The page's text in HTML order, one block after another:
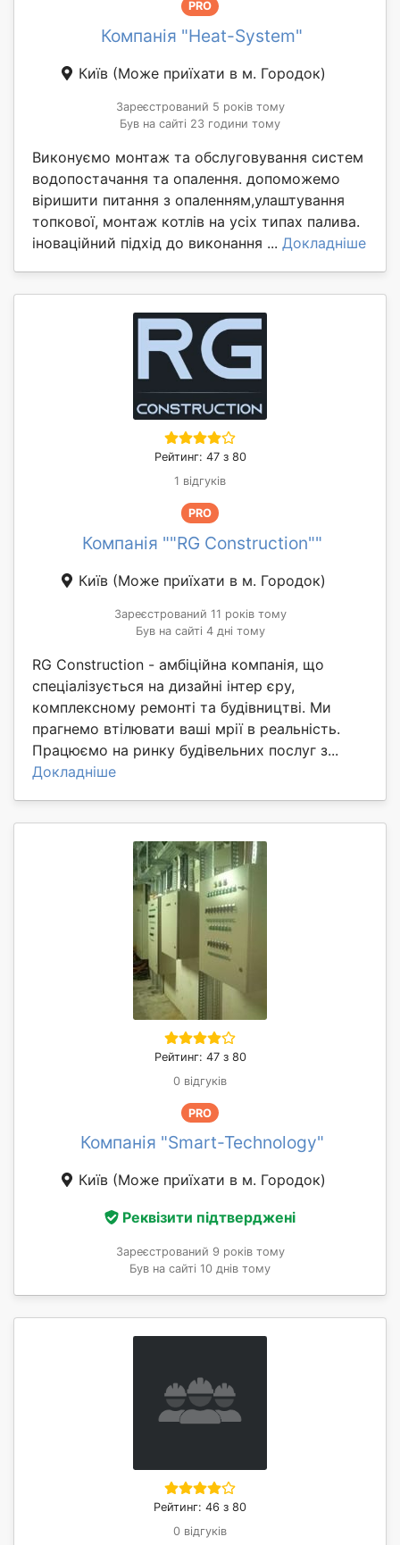
PRO
Компанія "Heat-System"
Київ (Може приїхати в м. Городок)
Зареєстрований 5 років тому
Був на сайті 23 години тому
Виконуємо монтаж та обслуговування систем
водопостачання та опалення. допоможемо
віришити питання з опаленням,улаштування
топкової, монтаж котлів на усіх типах палива.
іноваційний підхід до виконання ... Докладніше
Рейтинг: 47 з 80
1 відгуків
PRO
Компанія ""RG Construction""
Київ (Може приїхати в м. Городок)
Зареєстрований 11 років тому
Був на сайті 4 дні тому
RG Construction - амбіційна компанія, що
спеціалізується на дизайні інтер єру,
комплексному ремонті та будівництві. Ми
прагнемо втілювати ваші мрії в реальність.
Працюємо на ринку будівельних послуг з...
Докладніше
Рейтинг: 47 з 80
0 відгуків
PRO
Компанія "Smart-Technology"
Київ (Може приїхати в м. Городок)
Реквізити підтверджені
Зареєстрований 9 років тому
Був на сайті 10 днів тому
Рейтинг: 46 з 80
0 відгуків